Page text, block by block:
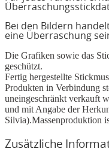
Bei den Bildern
eine Überraschung
Die Grafiken sowie das
geschützt.
Fertig hergestellte
Produkten in Verbindung
uneingeschränkt verkauft
und mit Angabe der
Silvia).Massenproduktion
Zusätzliche